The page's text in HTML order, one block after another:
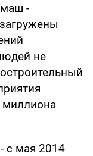
-
не
миллиона
с мая 2014